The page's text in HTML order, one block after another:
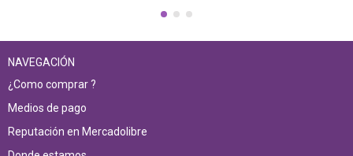
NAVEGACIÓN
¿Como comprar ?
Medios de pago
Reputación en Mercadolibre